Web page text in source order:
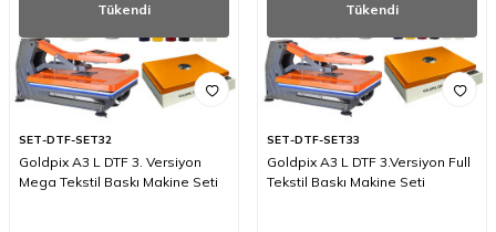
Tükendi
SET-DTF-SET32
Goldpix A3 L DTF 3. Versiyon
Mega Tekstil Baskı Makine Seti
Tükendi
SET-DTF-SET33
Goldpix A3 L DTF 3.Versiyon Full
Tekstil Baskı Makine Seti